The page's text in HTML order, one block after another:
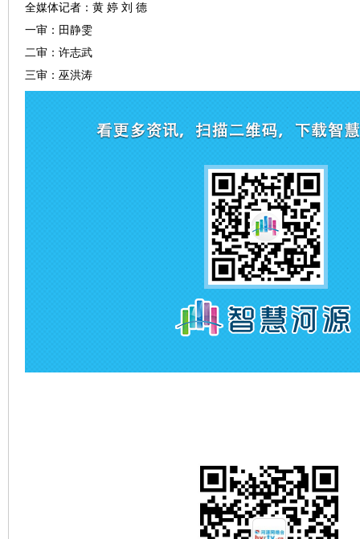
全媒体记者：黄 婷 刘 德
一审：田静雯
二审：许志武
三审：巫洪涛